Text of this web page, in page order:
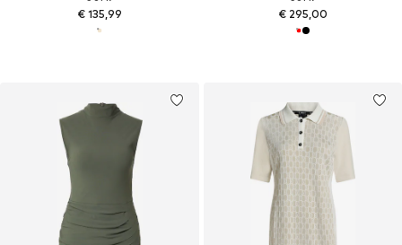
€ 135,99 € 295,00